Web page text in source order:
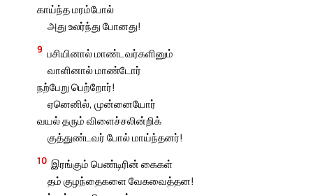
காய்ந்த மரம்போல்
அது உலர்ந்து போனது!
9 பசியினால் மாண்டவர்களினும்
வாளினால் மாண்டோர்
நற்பேறு பெற்றோர்!
ஏனெனில், முன்னையோர்
வயல் தரும் விளைச்சலின்றிக்
குத்துண்டவர் போல் மாய்ந்தனர்!
10 இரங்கும் பெண்டிரின் கைகள்
தம் குழந்தைகளை வேகவைத்தன!